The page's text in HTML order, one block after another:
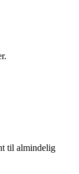
til almindelig